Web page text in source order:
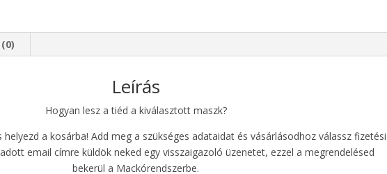
Leírás
Hogyan lesz a tiéd a kiválasztott maszk?
helyezd a kosárba! Add meg a szükséges adataidat és vásárlásodhoz válassz fizetési
email címre küldök neked egy visszaigazoló üzenetet, ezzel a megrendelésed
bekerül a Mackórendszerbe.